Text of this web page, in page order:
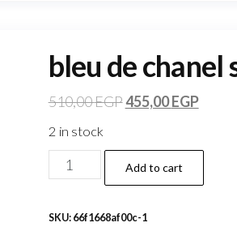
bleu de chanel
510,00EGP455,00EGP
2 in stock
Add to cart
SKU: 66f1668af00c-1